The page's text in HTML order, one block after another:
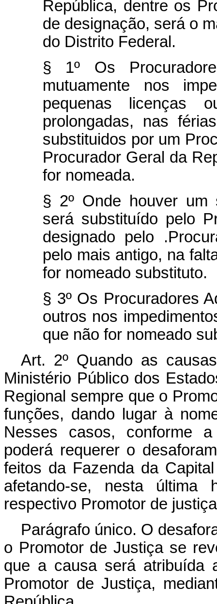
República, dentre os
de designação, será o
do Distrito Federal.
§ 1º Os
mutuamente nos
pequenas licenças
prolongadas, nas
substituidos por um
Procura­dor Geral da
for nomeada.
§ 2º Onde houver um
será substituído pelo
designado pelo
pelo mais antigo, na
for nomeado substituto.
§ 3º Os Procuradores
outros nos
que não for no­meado
Art. 2º Quando as
Ministério Público dos
Regional sempre que o
funções, dando lugar à
Nesses casos, conforme
poderá requerer o
feitos da Fazenda da
afetando‑se, nesta
respectivo Pro­motor de
Parágrafo único. O
o Promotor de Justiça se
que a causa será atribuída
Promotor de Justiça,